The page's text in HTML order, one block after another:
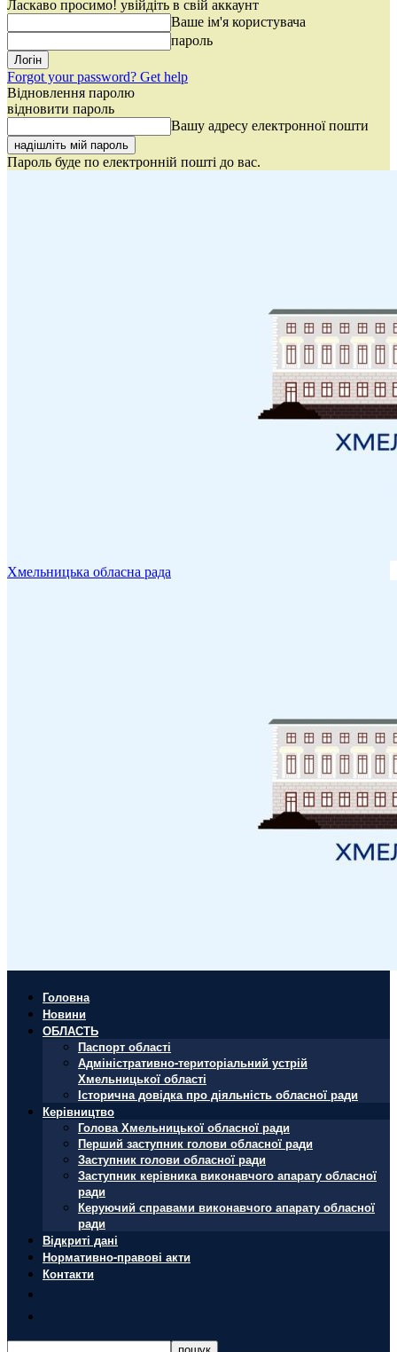
Ласкаво просимо! увійдіть в свій аккаунт
Ваше ім'я користувача
пароль
Forgot your password? Get help
Відновлення паролю
відновити пароль
Вашу адресу електронної пошти
Пароль буде по електронній пошті до вас.
Хмельницька обласна рада
Головна
Новини
ОБЛАСТЬ
Паспорт області
Адміністративно-територіальний устрій
Хмельницької області
Історична довідка про діяльність обласної ради
Керівництво
Голова Хмельницької обласної ради
Перший заступник голови обласної ради
Заступник голови обласної ради
Заступник керівника виконавчого апарату обласної
ради
Керуючий справами виконавчого апарату обласної
ради
Відкриті дані
Нормативно-правові акти
Контакти